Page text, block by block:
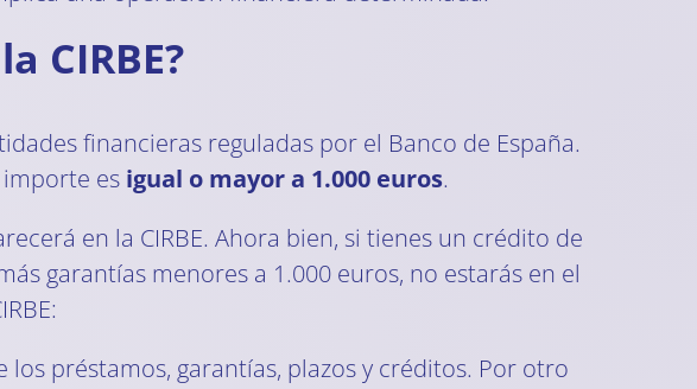
CIRBE?
financieras reguladas por el Banco de España.
importe es igual o mayor a 1.000 euros.
en la CIRBE. Ahora bien, si tienes un crédito de
garantías menores a 1.000 euros, no estarás en el
préstamos, garantías, plazos y créditos. Por otro